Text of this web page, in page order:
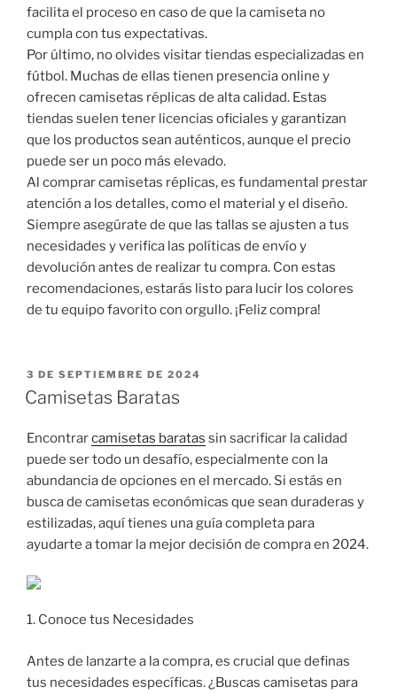
facilita el proceso en caso de que la camiseta no
cumpla con tus expectativas.
Por último, no olvides visitar tiendas especializadas en
fútbol. Muchas de ellas tienen presencia online y
ofrecen camisetas réplicas de alta calidad. Estas
tiendas suelen tener licencias oficiales y garantizan
que los productos sean auténticos, aunque el precio
puede ser un poco más elevado.
Al comprar camisetas réplicas, es fundamental prestar
atención a los detalles, como el material y el diseño.
Siempre asegúrate de que las tallas se ajusten a tus
necesidades y verifica las políticas de envío y
devolución antes de realizar tu compra. Con estas
recomendaciones, estarás listo para lucir los colores
de tu equipo favorito con orgullo. ¡Feliz compra!
PUBLICADO
EL
3 DE SEPTIEMBRE DE 2024
Camisetas Baratas
Encontrarcamisetas baratas sin sacrificar la calidad
puede ser todo un desafío, especialmente con la
abundancia de opciones en el mercado. Si estás en
busca de camisetas económicas que sean duraderas y
estilizadas, aquí tienes una guía completa para
ayudarte a tomar la mejor decisión de compra en 2024.
1. Conoce tus Necesidades
Antes de lanzarte a la compra, es crucial que definas
tus necesidades específicas. ¿Buscas camisetas para